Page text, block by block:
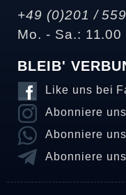
+49 (0)201 /
Mo. - Sa.:
BLEIB'
Like uns bei
Abonniere
Abonniere
Abonniere